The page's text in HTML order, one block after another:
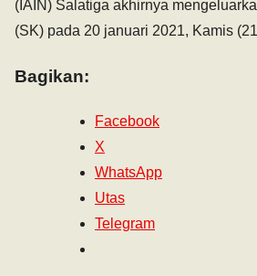
(IAIN) Salatiga akhirnya
(SK) pada 20 januari 2021, Kamis
Bagikan:
Facebook
X
WhatsApp
Utas
Telegram